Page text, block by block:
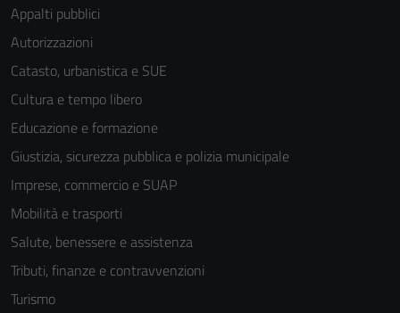
Appalti pubblici
Autorizzazioni
Catasto, urbanistica e SUE
Cultura e tempo libero
Educazione e formazione
Giustizia, sicurezza pubblica e polizia municipale
Imprese, commercio e SUAP
Mobilità e trasporti
Salute, benessere e assistenza
Tributi, finanze e contravvenzioni
Turismo